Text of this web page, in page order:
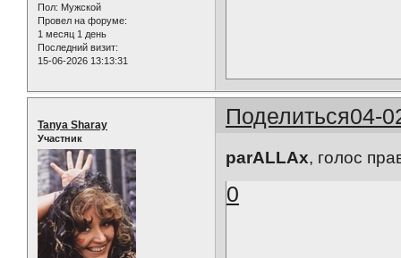
Пол: Мужской
Провел на форуме:
1 месяц 1 день
Последний визит:
15-06-2026 13:13:31
Поделиться04-
Tanya Sharay
Участник
parALLAx, голос
0